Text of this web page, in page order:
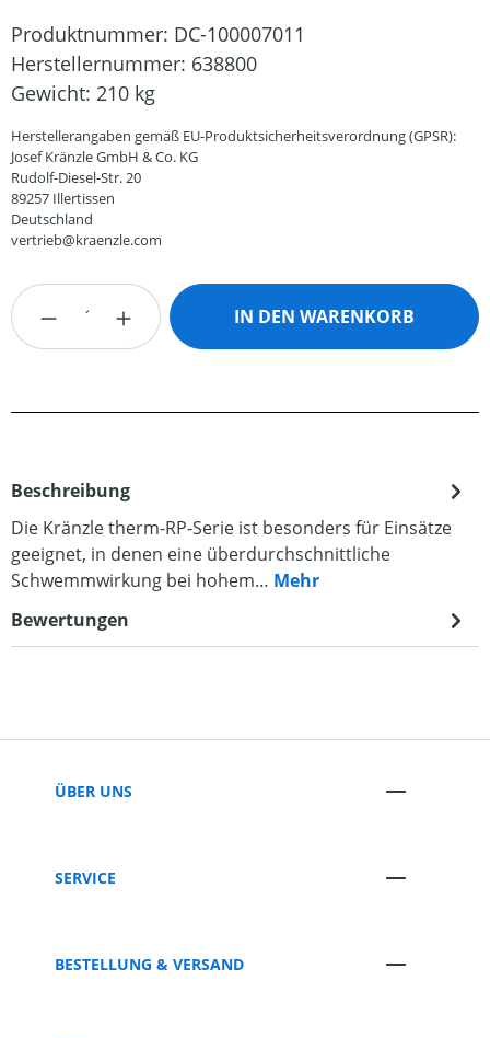
Produktnummer: DC-100007011
Herstellernummer: 638800
Gewicht: 210 kg
Herstellerangaben gemäß EU-Produktsicherheitsverordnung (GPSR):
Josef Kränzle GmbH & Co. KG
Rudolf-Diesel-Str. 20
89257 Illertissen
Deutschland
vertrieb@kraenzle.com
Produkt Anzahl: Gib den gewünschten
IN DEN WARENKORB
Beschreibung
Die Kränzle therm-RP-Serie ist besonders für Einsätze
geeignet, in denen eine überdurchschnittliche
Schwemmwirkung bei hohem… Mehr
Bewertungen
ÜBER UNS
SERVICE
BESTELLUNG & VERSAND